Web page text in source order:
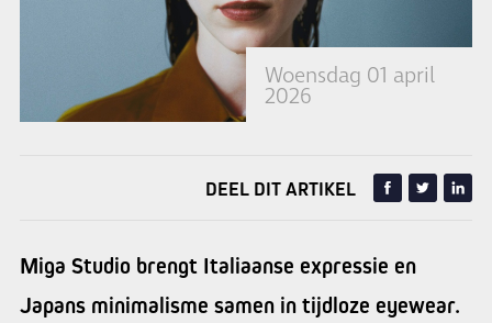
Woensdag 01 april
2026
DEEL DIT ARTIKEL
Miga Studio brengt Italiaanse expressie en
Japans minimalisme samen in tijdloze eyewear.